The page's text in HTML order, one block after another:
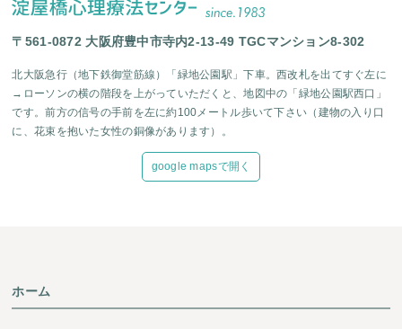
〒561-0872 大阪府豊中市寺内2-13-49 TGCマンション8-302
北大阪急行（地下鉄御堂筋線）「緑地公園駅」下車。西改札を出てすぐ左に
→ローソンの横の階段を上がっていただくと、地図中の「緑地公園駅西口」
です。前方の信号の手前を左に約100メートル歩いて下さい（建物の入り口
に、花束を抱いた女性の銅像があります）。
google mapsで開く
ホーム